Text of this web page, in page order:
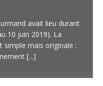
avait lieu durant
10 juin 2019). La
simple mais originale :
[...]